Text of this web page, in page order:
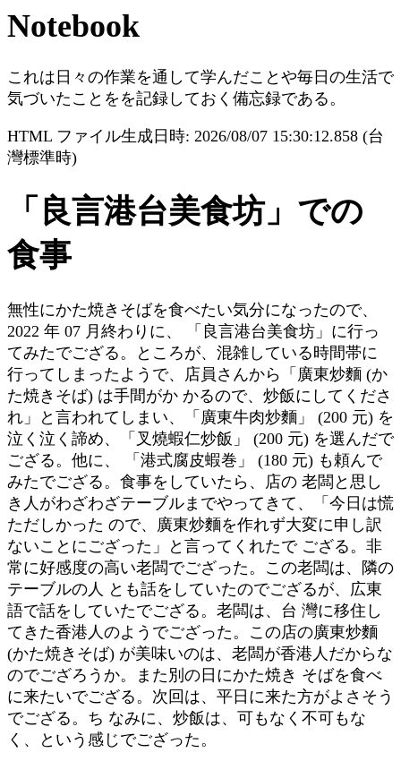
Notebook
これは日々の作業を通して学んだことや毎日の生活で
気づいたことをを記録しておく備忘録である。
HTML ファイル生成日時: 2026/08/07 15:30:12.858 (台
灣標準時)
「良言港台美食坊」での
食事
無性にかた焼きそばを食べたい気分になったので、
2022 年 07 月終わりに、 「良言港台美食坊」に行っ
てみたでござる。ところが、混雑している時間帯に
行ってしまったようで、店員さんから「廣東炒麵 (か
た焼きそば) は手間がか かるので、炒飯にしてくださ
れ」と言われてしまい、「廣東牛肉炒麵」 (200 元) を
泣く泣く諦め、「叉燒蝦仁炒飯」 (200 元) を選んだで
ござる。他に、 「港式腐皮蝦巻」 (180 元) も頼んで
みたでござる。食事をしていたら、店の 老闆と思し
き人がわざわざテーブルまでやってきて、「今日は慌
ただしかった ので、廣東炒麵を作れず大変に申し訳
ないことにござった」と言ってくれたで ござる。非
常に好感度の高い老闆でござった。この老闆は、隣の
テーブルの人 とも話をしていたのでござるが、広東
語で話をしていたでござる。老闆は、台 灣に移住し
てきた香港人のようでござった。この店の廣東炒麵
(かた焼きそば) が美味いのは、老闆が香港人だからな
のでござろうか。また別の日にかた焼き そばを食べ
に来たいでござる。次回は、平日に来た方がよさそう
でござる。ち なみに、炒飯は、可もなく不可もな
く、という感じでござった。